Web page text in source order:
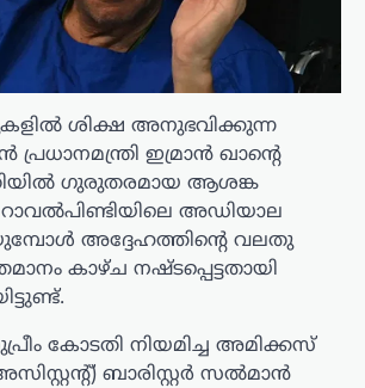
ശിക്ഷ അനുഭവിക്കുന്ന
ഇമ്രാൻ ഖാന്റെ
ഗുരുതരമായ ആശങ്ക
അഡിയാല
അദ്ദേഹത്തിന്റെ വലതു
കാഴ്ച നഷ്ടപ്പെട്ടതായി
കോടതി നിയമിച്ച അമിക്കസ്
ബാരിസ്റ്റർ സൽമാൻ